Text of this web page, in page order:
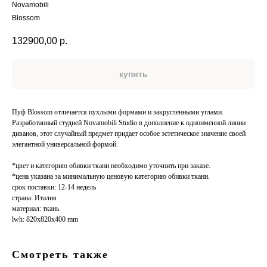
Novamobili
Blossom
132900,00 р.
купить
Пуф Blossom отличается пухлыми формами и закругленными углами.
Разработанный студией Novamobili Studio в дополнение к одноименной линии
диванов, этот случайный предмет придает особое эстетическое значение своей
элегантной универсальной формой.
*цвет и категорию обивки ткани необходимо уточнить при заказе.
*цена указана за минимальную ценовую категорию обивки ткани.
срок поставки: 12-14 недель
страна: Италия
материал: ткань
lwh: 820x820x400 mm
Смотреть также